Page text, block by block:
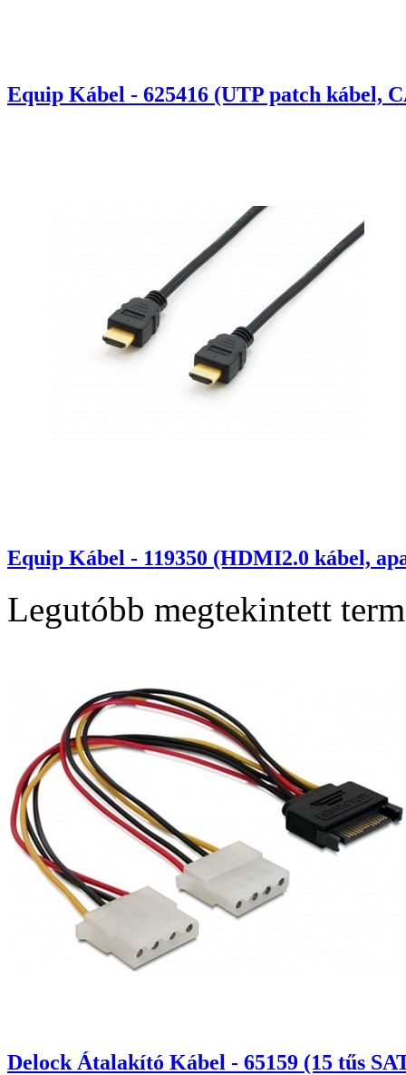
Equip Kábel - 625416 (UTP patch kábel,
Equip Kábel - 119350 (HDMI2.0 kábel,
Legutóbb megtekintett
Delock Átalakító Kábel - 65159 (15 tűs